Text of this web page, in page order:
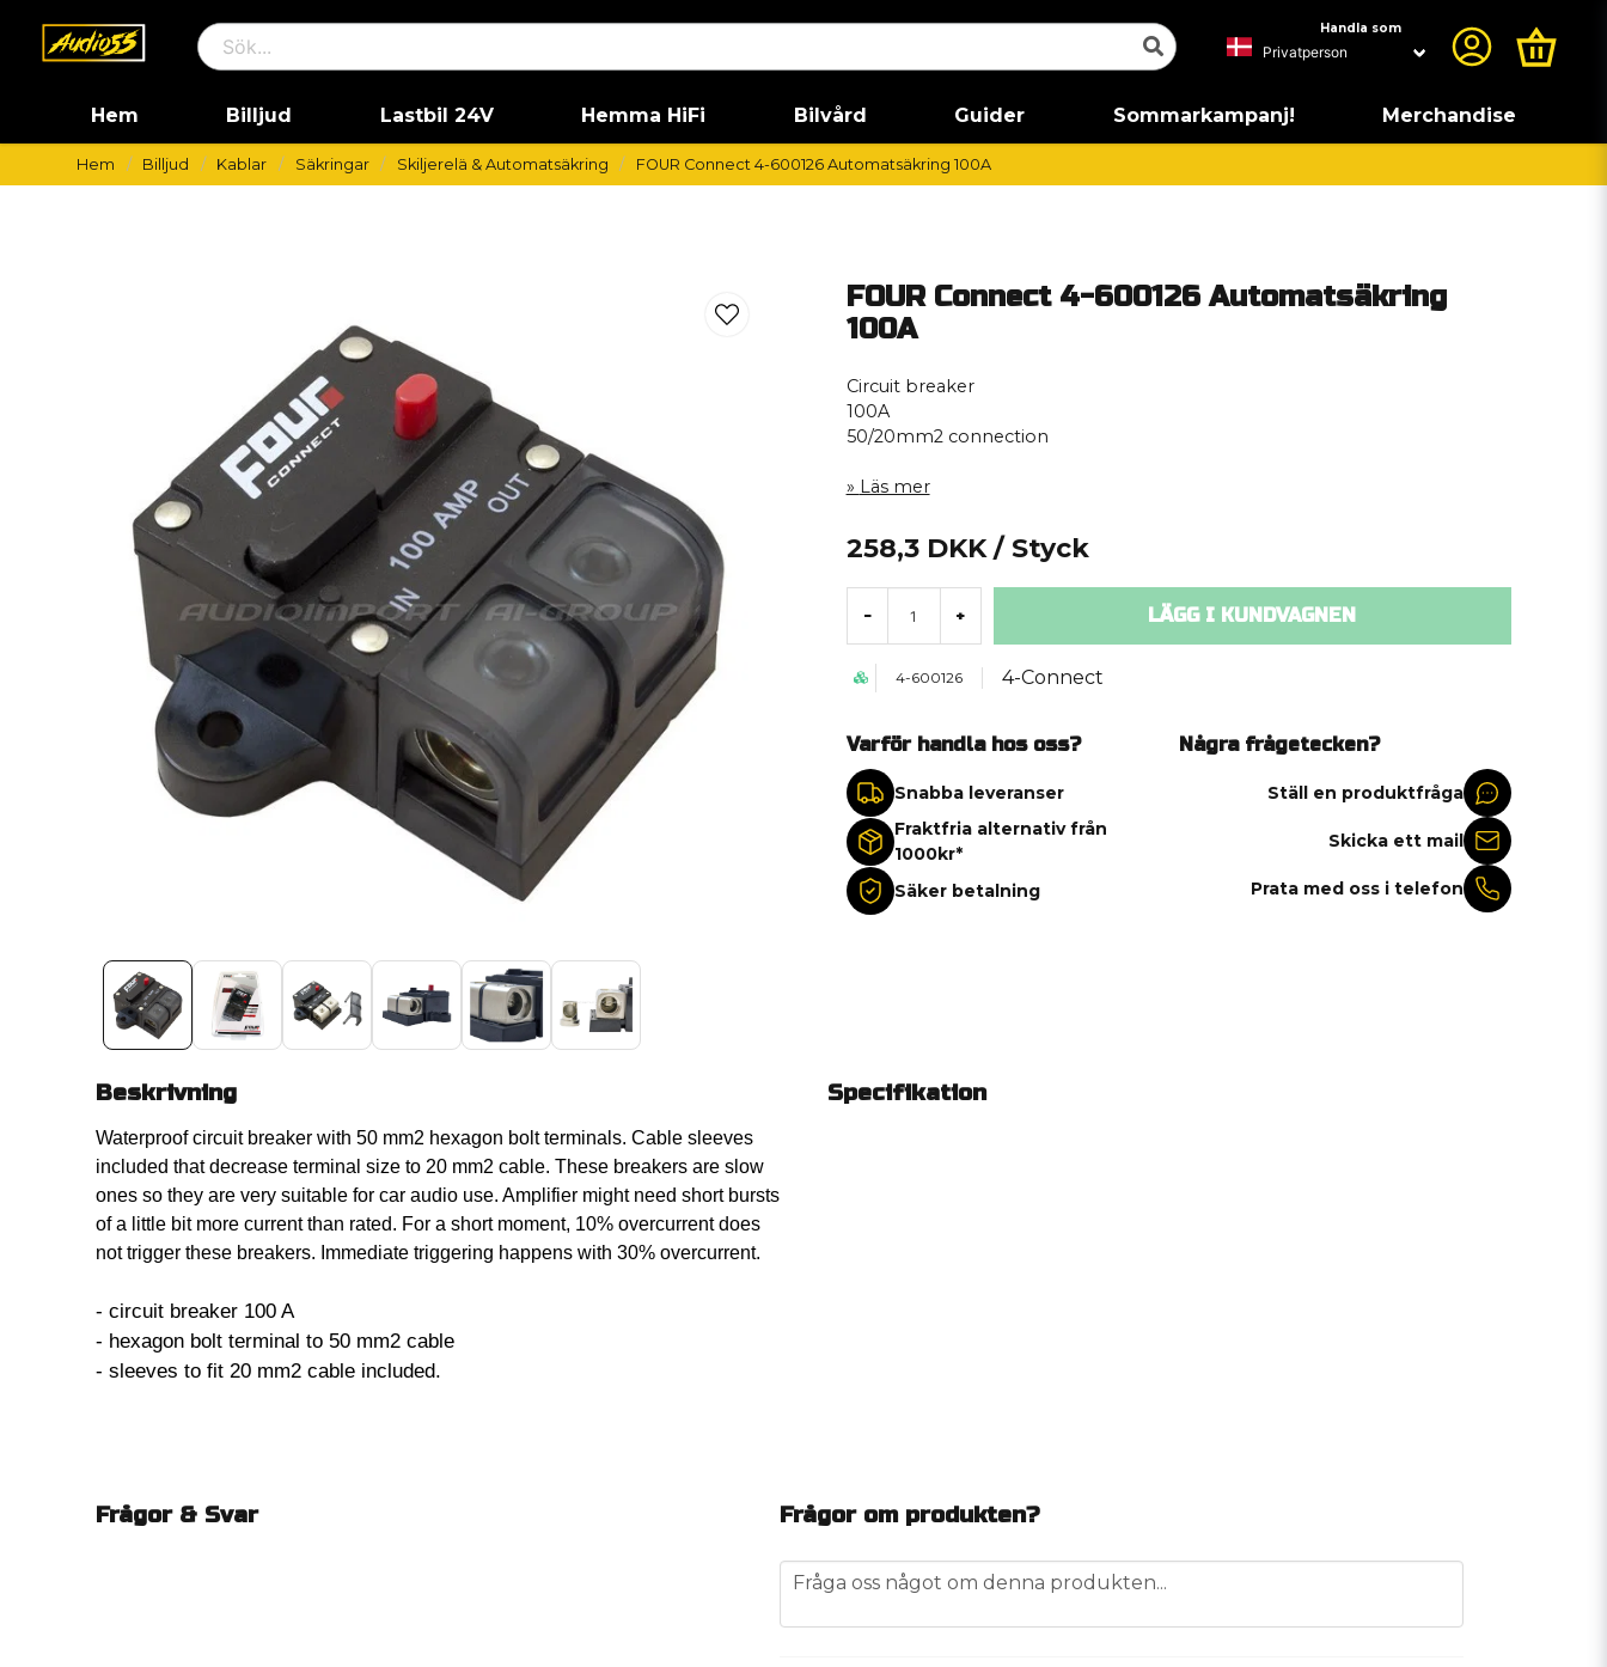
Handla som
Hem Billjud Lastbil 24V Hemma HiFi Bilvård Guider Sommarkampanj! Merchandise
Hem Billjud Kablar Säkringar Skiljerelä & Automatsäkring FOUR Connect 4-600126 Automatsäkring 100A
FOUR Connect 4-600126 Automatsäkring
100A
Circuit breaker
100A
50/20mm2 connection
Läs mer
258,3 DKK / Styck
- + LÄGG I KUNDVAGNEN
4-600126 4-Connect
Varför handla hos oss?
Snabba leveranser
Fraktfria alternativ från
1000kr*
Säker betalning
Några frågetecken?
Ställ en produktfråga
Skicka ett mail
Prata med oss i telefon
Beskrivning
Waterproof circuit breaker with 50 mm2 hexagon bolt terminals. Cable sleeves
included that decrease terminal size to 20 mm2 cable. These breakers are slow
ones so they are very suitable for car audio use. Amplifier might need short bursts
of a little bit more current than rated. For a short moment, 10% overcurrent does
not trigger these breakers. Immediate triggering happens with 30% overcurrent.
- circuit breaker 100 A
- hexagon bolt terminal to 50 mm2 cable
- sleeves to fit 20 mm2 cable included.
Specifikation
Frågor & Svar Frågor om produkten?
question
Fråga oss något om denna produkten...